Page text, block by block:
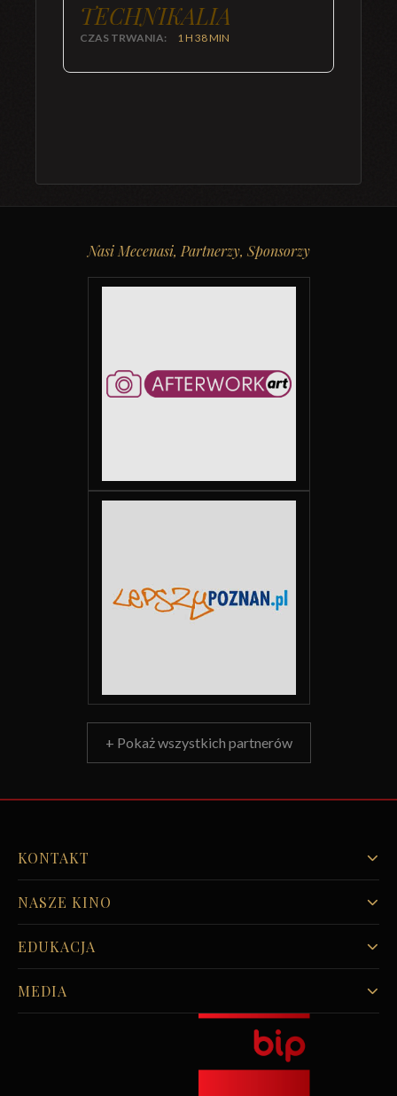
TECHNIKALIA
CZAS TRWANIA: 1 H 38 MIN
Nasi Mecenasi, Partnerzy, Sponsorzy
+ Pokaż wszystkich partnerów
KONTAKT
NASZE KINO
EDUKACJA
MEDIA